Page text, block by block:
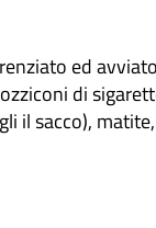
ed
di
sacco),